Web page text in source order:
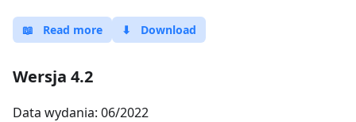
📖 Read more ⬇ Download
Wersja 4.2
Data wydania: 06/2022